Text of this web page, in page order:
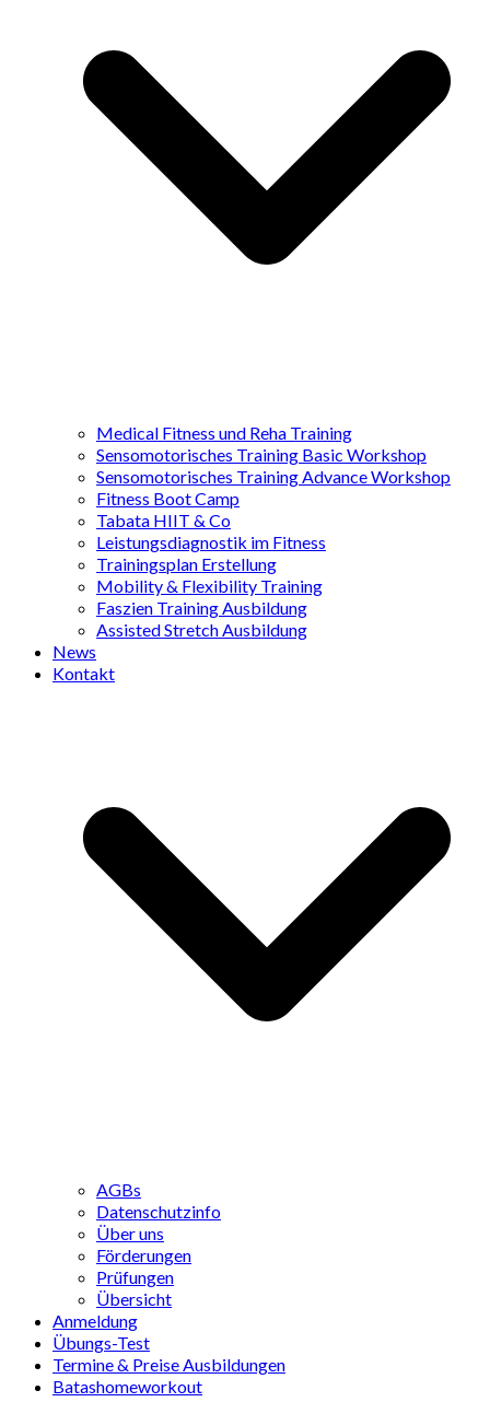
Medical Fitness und Reha Training
Sensomotorisches Training Basic Workshop
Sensomotorisches Training Advance Workshop
Fitness Boot Camp
Tabata HIIT & Co
Leistungsdiagnostik im Fitness
Trainingsplan Erstellung
Mobility & Flexibility Training
Faszien Training Ausbildung
Assisted Stretch Ausbildung
News
Kontakt
AGBs
Datenschutzinfo
Über uns
Förderungen
Prüfungen
Übersicht
Anmeldung
Übungs-Test
Termine & Preise Ausbildungen
Batashomeworkout